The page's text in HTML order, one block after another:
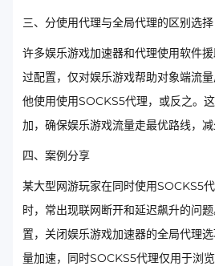
三、分使用代理与全局代理的区别选择
许多娱乐游戏加速器和代理使用软件
过配置，仅对娱乐游戏帮助对象端流
他使用使用SOCKS5代理，或反之。
加，确保娱乐游戏流量走最优路线，减
四、案例分享
某大型网游玩家在同时使用SOCKS5
时，常出现联网断开和延迟飙升的问
置，关闭娱乐游戏加速器的全局代理
量加速，同时SOCKS5代理仅用于浏